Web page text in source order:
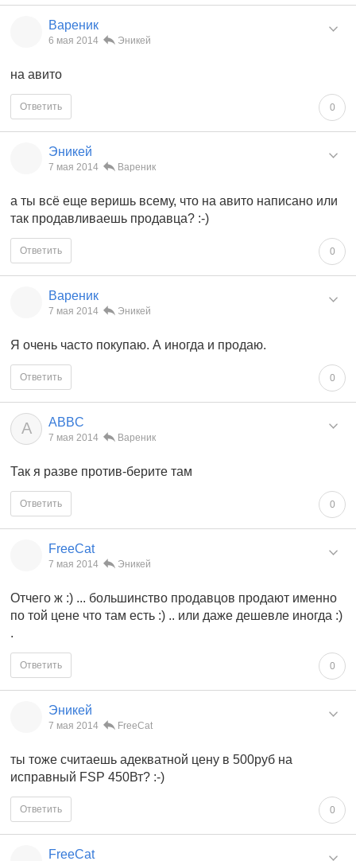
Вареник
6 мая 2014 Эникей
на авито
0
Ответить
Эникей
7 мая 2014 Вареник
а ты всё еще веришь всему, что на авито написано или
так продавливаешь продавца? :-)
0
Ответить
Вареник
7 мая 2014 Эникей
Я очень часто покупаю. А иногда и продаю.
0
Ответить
A ABBC
7 мая 2014 Вареник
Так я разве против-берите там
0
Ответить
FreeCat
7 мая 2014 Эникей
Отчего ж :) ... большинство продавцов продают именно
по той цене что там есть :) .. или даже дешевле иногда :)
.
0
Ответить
Эникей
7 мая 2014 FreeCat
ты тоже считаешь адекватной цену в 500руб на
исправный FSP 450Вт? :-)
0
Ответить
FreeCat